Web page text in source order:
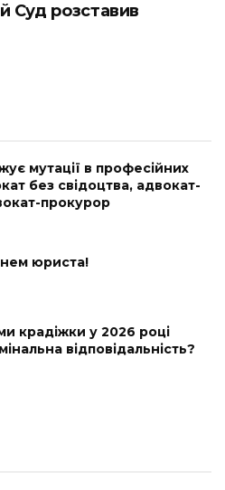
Суд розставив
мутації в професійних
без свідоцтва, адвокат-
прокурор
юриста!
крадіжки у 2026 році
відповідальність?